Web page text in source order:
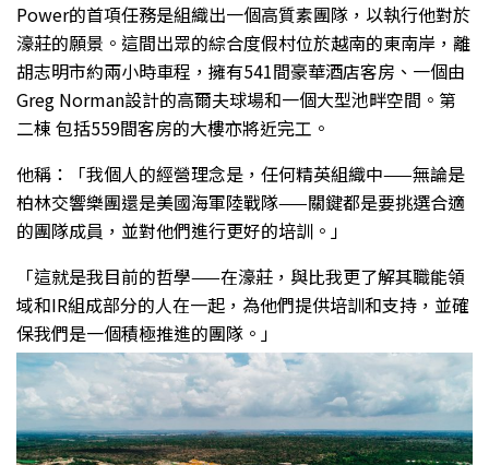
Power的首項任務是組織出一個高質素團隊，以執行他對於
濠莊的願景。這間出眾的綜合度假村位於越南的東南岸，離
胡志明市約兩小時車程，擁有541間豪華酒店客房、一個由
Greg Norman設計的高爾夫球場和一個大型池畔空間。第
二棟 包括559間客房的大樓亦將近完工。
他稱：「我個人的經營理念是，任何精英組織中——無論是
柏林交響樂團還是美國海軍陸戰隊——關鍵都是要挑選合適
的團隊成員，並對他們進行更好的培訓。」
「這就是我目前的哲學——在濠莊，與比我更了解其職能領
域和IR組成部分的人在一起，為他們提供培訓和支持，並確
保我們是一個積極推進的團隊。」